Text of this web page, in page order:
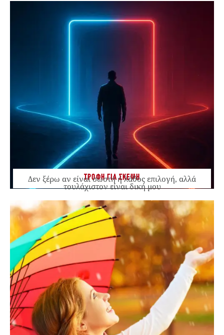
ΤΡΟΦΗ ΓΙΑ ΣΚΕΨΗ
Δεν ξέρω αν είναι σωστή ή λάθος επιλογή, αλλά
τουλάχιστον είναι δική μου